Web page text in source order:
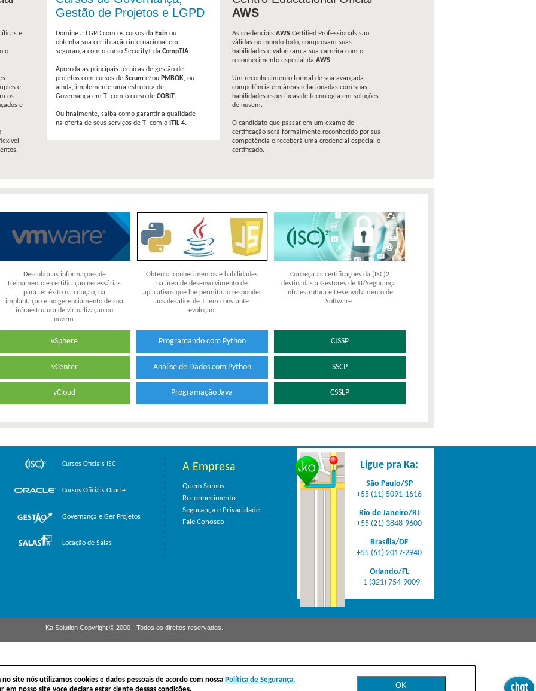
site nós utilizamos cookies e dados pessoais de acordo com nossa Política de Segurança.
e
o
e
os
e
Gestão de Projetos e LGPD
Domine a LGPD com os cursos da Exinou
obtenha sua certificação internacional em
segurança com o curso Security+ da CompTIA.
Aprenda as principais técnicas de gestão de
projetos com cursos de Scrum e/ou PMBOK, ou
ainda, implemente uma estrutura de
Governança em TI com o curso de COBIT.
Ou finalmente, saiba como garantir a qualidade
na oferta de seus serviços de TI com o ITIL 4.
AWS
As credenciais AWSCertified Professionals são
válidas no mundo todo, comprovam suas
habilidades e valorizam a sua carreira com o
reconhecimento especial da AWS.
Um reconhecimento formal de sua avançada
competência em áreas relacionadas com suas
habilidades específicas de tecnologia em soluções
de nuvem.
O candidato que passar em um exame de
certificação será formalmente reconhecido por sua
competência e receberá uma credencial especial e
certificado.
Descubra as informações de
treinamento e certificação necessárias
para ter êxito na criação, na
implantação e no gerenciamento de sua
infraestrutura de virtualização ou
nuvem.
vSphere
vCenter
vCloud
Obtenha conhecimentos e habilidades
na área de desenvolvimento de
aplicativos que lhe permitirão responder
aos desafios de TI em constante
evolução.
Programando com Python
Análise de Dados com Python
Programação Java
Conheça as certificações da (ISC)2
destinadas a Gestores de TI/Segurança,
Infraestrutura e Desenvolvimento de
Software.
CISSP
SSCP
CSSLP
Cursos Oficiais ISC
Cursos Oficiais Oracle
Governança e Ger Projetos
Locação de Salas
A Empresa
Quem Somos
Reconhecimento
Segurança e Privacidade
Fale Conosco
Ligue pra Ka:
São Paulo/SP
+55 (11) 5091-1616
Rio de Janeiro/RJ
+55 (21) 3848-9600
Brasília/DF
+55 (61) 2017-2940
Orlando/FL
+1 (321) 754-9009
Ka Solution Copyright © 2000 - Todos os direitos reservados.